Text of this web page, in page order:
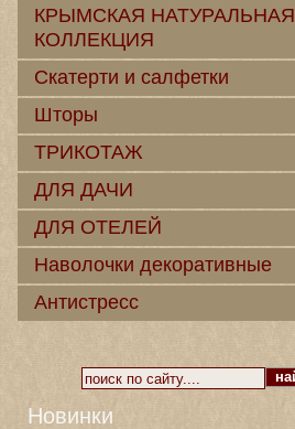
КРЫМСКАЯ НАТУРАЛЬНАЯ
КОЛЛЕКЦИЯ
Скатерти и салфетки
Шторы
ТРИКОТАЖ
ДЛЯ ДАЧИ
ДЛЯ ОТЕЛЕЙ
Наволочки декоративные
Антистресс
Новинки